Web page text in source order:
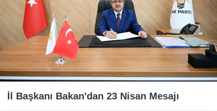
İl Başkanı Bakan'dan 23 Nisan Mesajı